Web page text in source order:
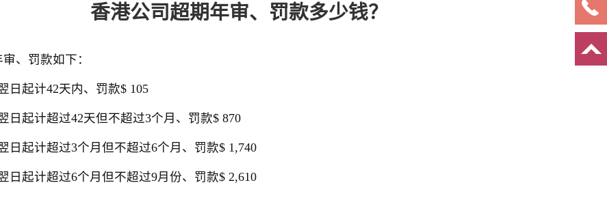
香港公司超期年审、罚款多少钱？
、罚款如下：
起计42天内、罚款$ 105
起计超过42天但不超过3个月、罚款$ 870
起计超过3个月但不超过6个月、罚款$ 1,740
起计超过6个月但不超过9月份、罚款$ 2,610